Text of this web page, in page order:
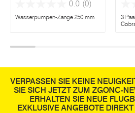
0.0 (0)
Wasserpumpen-Zange 250 mm
3
VERPASSEN SIE KEINE
SIE SICH JETZT ZUM ZGONC-
ERHALTEN SIE NEUE
EXKLUSIVE ANGEBOTE